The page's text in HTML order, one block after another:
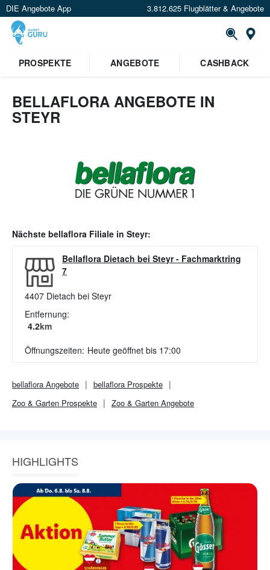
DIE Angebote App 3.812.625 Flugblätter & Angebote
PROSPEKTE
ANGEBOTE CASHBACK
BELLAFLORA ANGEBOTE IN
STEYR
Nächste bellaflora Filiale in Steyr:
Bellaflora Dietach bei Steyr- Fachmarktring
7
4407 Dietach bei Steyr
Entfernung:
4.2km
Öffnungszeiten: Heute geöffnet bis 17:00
bellaflora Angebote bellaflora Prospekte
Zoo & Garten Prospekte Zoo & Garten Angebote
HIGHLIGHTS